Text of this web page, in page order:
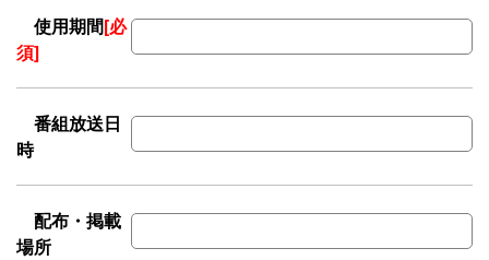
使用期間[必
須]
番組放送日
時
配布・掲載
場所